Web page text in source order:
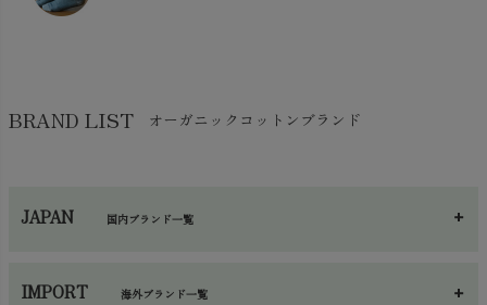
せっけん・洗剤
ヨガマット・カーペットchevron_right
コットン・綿棒
帽子・かさ・その他
BRAND LIST オーガニックコットンブランド
JAPAN 国内ブランド一覧
IMPORT海外ブランド一覧